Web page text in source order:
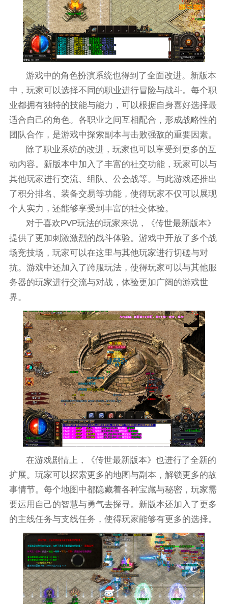
游戏中的角色扮演系统也得到了全面改进。新版本
中，玩家可以选择不同的职业进行冒险与战斗。每个职
业都拥有独特的技能与能力，可以根据自身喜好选择最
适合自己的角色。各职业之间互相配合，形成战略性的
团队合作，是游戏中探索副本与击败强敌的重要因素。
除了职业系统的改进，玩家也可以享受到更多的互
动内容。新版本中加入了丰富的社交功能，玩家可以与
其他玩家进行交流、组队、公会战等。与此游戏还推出
了积分排名、装备交易等功能，使得玩家不仅可以展现
个人实力，还能够享受到丰富的社交体验。
对于喜欢PVP玩法的玩家来说，《传世最新版本》
提供了更加刺激激烈的战斗体验。游戏中开放了多个战
场竞技场，玩家可以在这里与其他玩家进行切磋与对
抗。游戏中还加入了跨服玩法，使得玩家可以与其他服
务器的玩家进行交流与对战，体验更加广阔的游戏世
界。
在游戏剧情上，《传世最新版本》也进行了全新的
扩展。玩家可以探索更多的地图与副本，解锁更多的故
事情节。每个地图中都隐藏着各种宝藏与秘密，玩家需
要运用自己的智慧与勇气去探寻。新版本还加入了更多
的主线任务与支线任务，使得玩家能够有更多的选择。